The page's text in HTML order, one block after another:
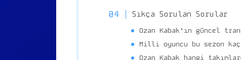
Sıkça Sorulan Sorular
Ozan Kabak’ın güncel
Milli oyuncu bu sezon
Ozan Kabak hangi